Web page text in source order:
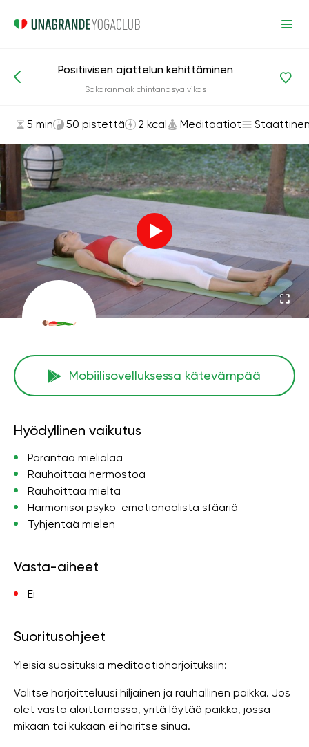
Asanat ja harjoitukset Meditaatiot
Positiivisen ajattelun kehittäminen
Sakaranmak chintanasya vikas
5 min 50 pistettä 2 kcal Meditaatiot
Mobiilisovelluksessa kätevämpää
Hyödyllinen vaikutus
Parantaa mielialaa
Rauhoittaa hermostoa
Rauhoittaa mieltä
Harmonisoi psyko-emotionaalista sfääriä
Tyhjentää mielen
Vasta-aiheet
Ei
Suoritusohjeet
Yleisiä suosituksia meditaatioharjoituksiin:
Valitse harjoitteluusi hiljainen ja rauhallinen paikka. Jos
olet vasta aloittamassa, yritä löytää paikka, jossa
mikään tai kukaan ei häiritse sinua.